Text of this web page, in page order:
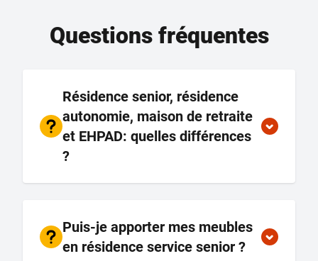
Questions fréquentes
Résidence senior, résidence
autonomie, maison de retraite
et EHPAD: quelles différences
?
Puis-je apporter mes meubles
en résidence service senior ?